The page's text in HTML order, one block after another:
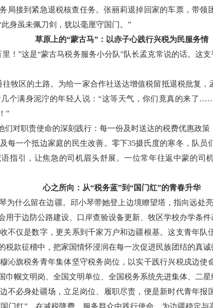
局接到紧急退税核查任务。张丽莉退掉回家的车票，带领
身虽未佩刀剑，犹以毫厘守国门。”
草原上的“蒙古马”：以赤子心践行兴税为民服务情
！”这是“蒙古马税务服务小分队”队长孟克常说的话。这
往牧区的土路。为给一家合作社送达增值税留抵退税批复
个满身泥泞的年轻人说：“这等天气，你们竟真的来了
”
们对职责使命的深刻践行：每一份及时送达的税费优惠政
每一个抵边家庭的民生改善。零下35摄氏度的寒冬，队
指引，让焦急的司机眉头舒展。一位常年往返中蒙的司
心之所向：从“税务蓝”到“国门红”的青春升华
为什么留在边疆。邱小琴带她登上边境瞭望塔，指向远处
用于边防公路建设、口岸查验设备更新、牧区学校办学条
不仅是数字，更关系到千家万户和边疆根基。这支青年队
税款征稽中，把家国情怀浸润在每一次促进民族团结的真诚
沁旗税务青年集体坚守税务岗位，以实干践行兴税戍边使
巾帼文明岗、全国文明单位、全国税务系统先进集体、二星
不必身处疆场，立足岗位、履职尽责，便是新时代青年报
门红”，在减税降费、服务群众中践行使命，为边疆稳定与